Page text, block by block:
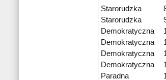
Starorudzka
Starorudzka
Demokratyczna
Demokratyczna
Demokratyczna
Demokratyczna
Paradna